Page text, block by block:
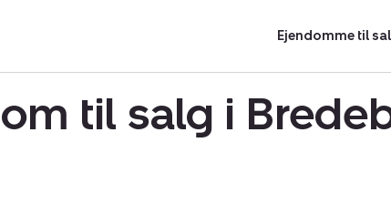
Ejendomme til
til salg i